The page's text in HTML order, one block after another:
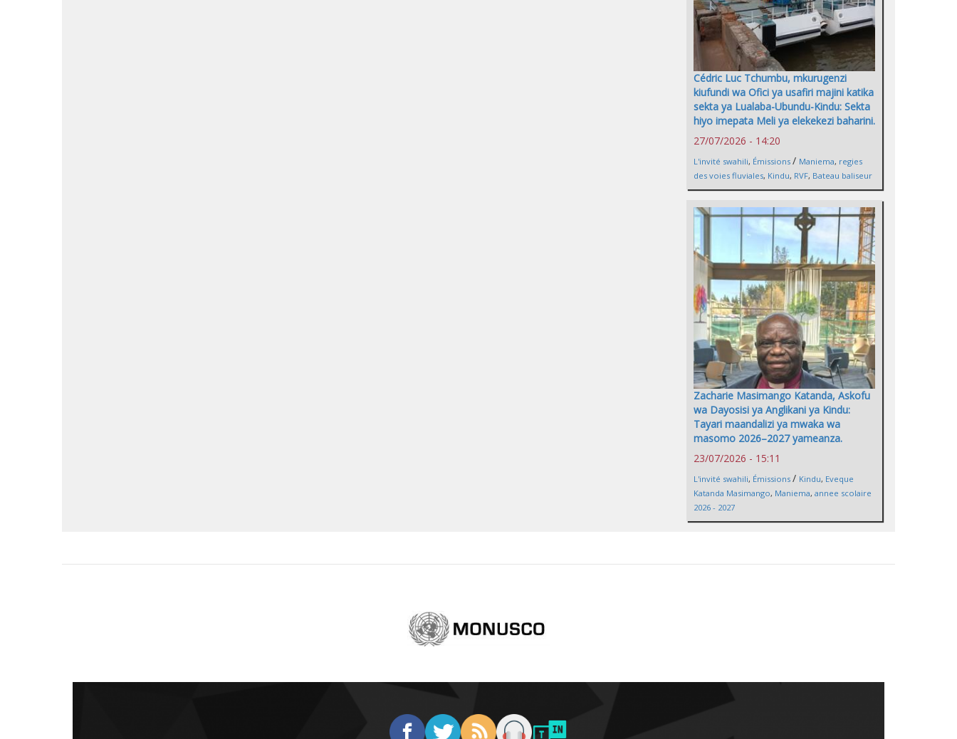
Cédric Luc Tchumbu, mkurugenzi
kiufundi wa Ofici ya usafiri majini katika
sekta ya Lualaba-Ubundu-Kindu: Sekta
hiyo imepata Meli ya elekekezi baharini.
27/07/2026 - 14:20
L'invité swahili, Émissions / Maniema, regies
des voies fluviales, Kindu, RVF, Bateau baliseur
Zacharie Masimango Katanda, Askofu
wa Dayosisi ya Anglikani ya Kindu:
Tayari maandalizi ya mwaka wa
masomo 2026–2027 yameanza.
23/07/2026 - 15:11
L'invité swahili, Émissions / Kindu, Eveque
Katanda Masimango, Maniema, annee scolaire
2026 - 2027